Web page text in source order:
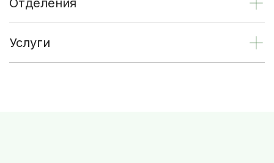
Услуги